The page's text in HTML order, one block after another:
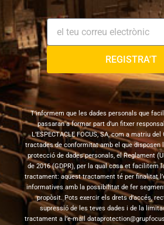
REGISTRA'T
T’informem que les dades personals que
passaran a formar part d’un fitxer
L’ESPECTACLE FOCUS, SA, com a matriu
tractades de conformitat amb el que disposen
protecció de dades personals, el Reglament
de 2016 (GDPR), per la qual cosa et facilitem
tractament: aquest tractament té per finalitat
informatives amb la possibilitat de fer
propòsit. Pots exercir els drets d’accés,
supressió de les teves dades i de la
tractament a l’e-mail